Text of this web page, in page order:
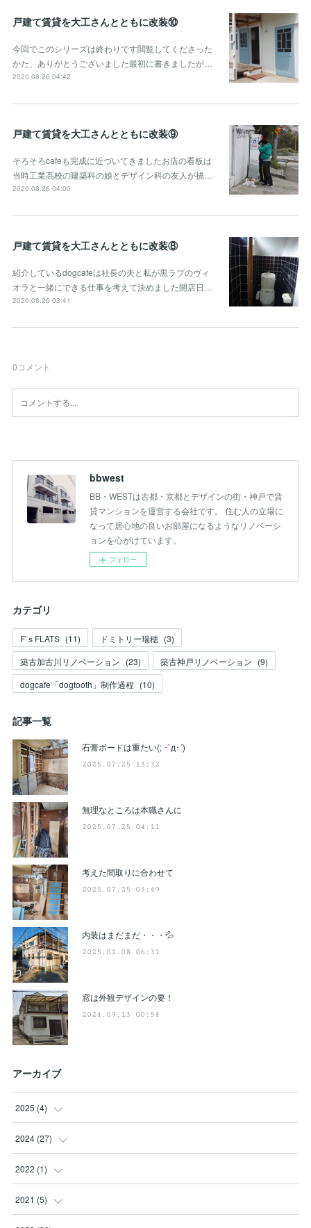
戸建て賃貸を大工さんとともに改装⑩
今回でこのシリーズは終わりです閲覧してくださった
かた、ありがとうございました最初に書きましたが…
2020.08.26 04:42
戸建て賃貸を大工さんとともに改装⑨
そろそろcafeも完成に近づいてきましたお店の看板は
当時工業高校の建築科の娘とデザイン科の友人が描…
2020.08.26 04:00
戸建て賃貸を大工さんとともに改装⑧
紹介しているdogcafeは社長の夫と私が黒ラブのヴィ
オラと一緒にできる仕事を考えて決めました開店日…
2020.08.26 03:41
0コメント
bbwest
BB・WESTは古都・京都とデザインの街・神戸で賃
貸マンションを運営する会社です。 住む人の立場に
なって居心地の良いお部屋になるようなリノベーシ
ョンを心がけています。
フォロー
カテゴリ
F'ｓFLATS (11) ドミトリー瑞穂 (3)
築古加古川リノベーション (23) 築古神戸リノベーション (9)
dogcafe「dogtooth」制作過程 (10)
記事一覧
石膏ボードは重たい(; ･`д･´)
2025.07.25 13:32
無理なところは本職さんに
2025.07.25 04:11
考えた間取りに合わせて
2025.07.25 03:49
内装はまだまだ・・・💦
2025.01.08 06:31
窓は外観デザインの要！
2024.09.13 00:54
アーカイブ
2025 (4)
(3
( )
2024 (27)
( )
( )
2022 (1)
( )
2021 (5)